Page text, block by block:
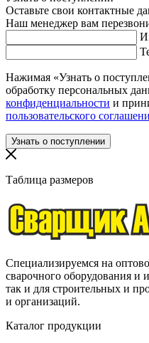
Оставьте свои контактные
Наш менеджер вам
Нажимая «Узнать о
обработку персональных
конфиденциальности и
пользовательского
Таблица размеров
Специализируемся на
сварочного оборудования и
так и для строительных и
и организаций.
Каталог продукции